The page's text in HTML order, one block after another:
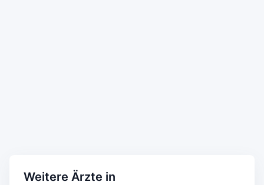
Weitere Ärzte in